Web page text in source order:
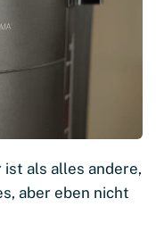
als alles andere,
aber eben nicht